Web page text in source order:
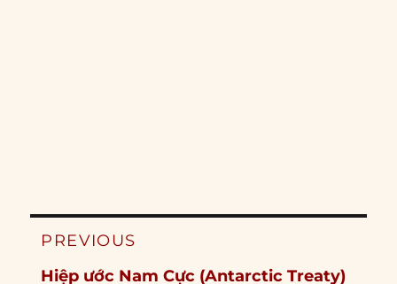
Post
PREVIOUS
Previous
Hiệp ước Nam Cực (Antarctic Treaty)